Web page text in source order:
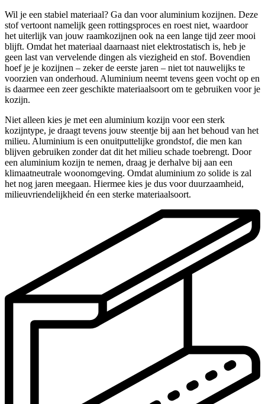
Wil je een stabiel materiaal? Ga dan voor aluminium kozijnen. Deze
stof vertoont namelijk geen rottingsproces en roest niet, waardoor
het uiterlijk van jouw raamkozijnen ook na een lange tijd zeer mooi
blijft. Omdat het materiaal daarnaast niet elektrostatisch is, heb je
geen last van vervelende dingen als viezigheid en stof. Bovendien
hoef je je kozijnen – zeker de eerste jaren – niet tot nauwelijks te
voorzien van onderhoud. Aluminium neemt tevens geen vocht op en
is daarmee een zeer geschikte materiaalsoort om te gebruiken voor je
kozijn.
Niet alleen kies je met een aluminium kozijn voor een sterk
kozijntype, je draagt tevens jouw steentje bij aan het behoud van het
milieu. Aluminium is een onuitputtelijke grondstof, die men kan
blijven gebruiken zonder dat dit het milieu schade toebrengt. Door
een aluminium kozijn te nemen, draag je derhalve bij aan een
klimaatneutrale woonomgeving. Omdat aluminium zo solide is zal
het nog jaren meegaan. Hiermee kies je dus voor duurzaamheid,
milieuvriendelijkheid én een sterke materiaalsoort.